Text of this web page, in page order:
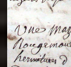
"l'an mil six cent
nommé fut présent
vend, purement
et chavannes
que le dit seigneur